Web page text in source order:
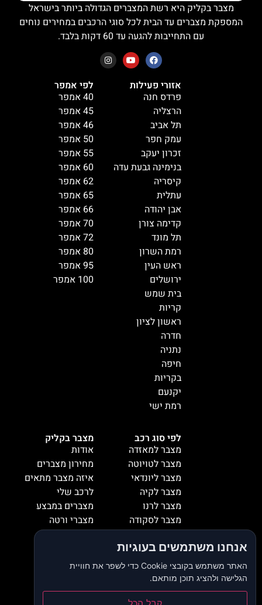
מצבר בקליק
אודות
מחירון מצברים
איזה מצבר מתאים
לרכב שלי
מצברים במבצע
מצברי ורטה
מצברי שנפ
אזורי שירות
צור קשר
לפי סוג רכב
מצבר למאזדה
מצבר לטויוטה
מצבר ליונדאי
מצבר לקיה
מצבר לרנו
מצבר לסקודה
מצבר למיציבושי
מצבר לסובארו
מצבר להונדה
מצבר לאופל
מצבר לסיאט
לפי אמפר
40 אמפר
45 אמפר
46 אמפר
50 אמפר
55 אמפר
60 אמפר
62 אמפר
65 אמפר
66 אמפר
70 אמפר
72 אמפר
80 אמפר
95 אמפר
100 אמפר
אזורי פעילות
פרדס חנה
הרצליה
תל אביב
עמק חפר
זכרון יעקב
בנימינה גבעת עדה
קיסריה
עתלית
אבן יהודה
קדימה צורן
תל מונד
רמת השרון
ראש העין
ירושלים
בית שמש
קריות
ראשון לציון
חדרה
נתניה
חיפה
בקריות
יקנעם
רמת ישי
מצבר בקליק היא רשת המצברים הגדולה ביותר בישראל
המספקת מצברים עד הבית לכל סוגי הרכבים במחירים נוחים
עם התחייבות להגעה עד 60 דקות בלבד.
אנחנו משתמשים בעוגיות
האתר משתמש בקובצי Cookie כדי לשפר את חוויית
הגלישה ולהציג תוכן מותאם.